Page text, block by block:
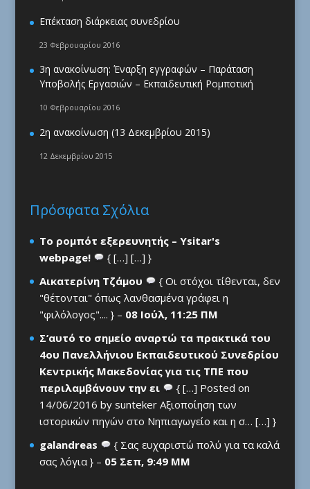
Επέκταση διάρκειας συνεδρίου
23 Φεβρουαρίου 2016
3η ανακοίνωση: Έναρξη εγγραφών – Παράταση
Υποβολής Εργασιών – Εκπαιδευτική Ρομποτική
10 Φεβρουαρίου 2016
2η ανακοίνωση (13 Δεκεμβρίου 2015)
12 Δεκεμβρίου 2015
Πρόσφατα Σχόλια
Το ρομπότ εξερευνητής – Ysitar's
webpage!
{ […] […] }
Αικατερίνη Τζάμου
{ Οι στόχοι τίθενται, δεν
"θέτονται" όπως λανθασμένα γράφει η
"φιλόλογος".... } – 08 Ιούλ, 11:25 ΠΜ
Σ’αυτό το σημείο αναρτώ τα πρακτικά του
4ου Πανελλήνιου Εκπαιδευτικού Συνεδρίου
Κεντρικής Μακεδονίας για τις ΤΠΕ που
περιλαμβάνουν την ει
{ […] Posted on
14/06/2016 by sunteker Αξιοποίηση των
ιστορικών πηγών στο Νηπιαγωγείο και η σ… […] }
galandreas
{ Σας ευχαριστώ πολύ για τα καλά
σας λόγια } – 05 Σεπ, 9:49 ΜΜ